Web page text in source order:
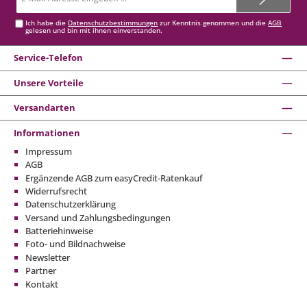
Ich habe die Datenschutzbestimmungen zur Kenntnis genommen und dieAGB
gelesen und bin mit ihnen einverstanden.
Service-Telefon
Unsere Vorteile
Versandarten
Informationen
Impressum
AGB
Ergänzende AGB zum easyCredit-Ratenkauf
Widerrufsrecht
Datenschutzerklärung
Versand und Zahlungsbedingungen
Batteriehinweise
Foto- und Bildnachweise
Newsletter
Partner
Kontakt